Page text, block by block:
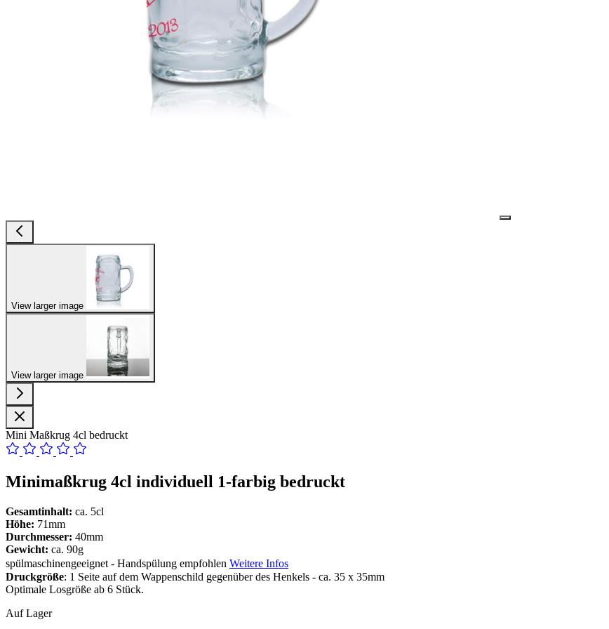
View larger image
View larger image
Mini Maßkrug 4cl bedruckt
Minimaßkrug 4cl individuell 1-farbig bedruckt
Gesamtinhalt: ca. 5cl
Höhe: 71mm
Durchmesser: 40mm
Gewicht: ca. 90g
spülmaschinengeeignet - Handspülung empfohlen Weitere Infos
Druckgröße: 1 Seite auf dem Wappenschild gegenüber des Henkels - ca. 35 x 35mm
Optimale Losgröße ab 6 Stück.
Auf Lager